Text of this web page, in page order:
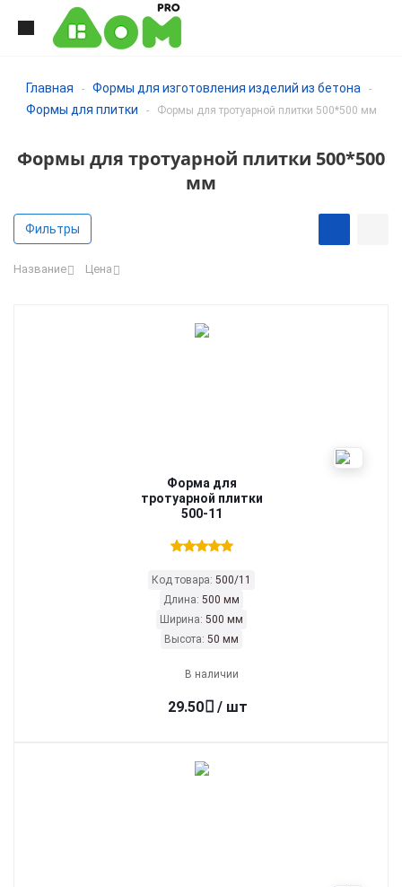
Главная - Формы для изготовления изделий из бетона -
Формы для плитки - Формы для тротуарной плитки 500*500 мм
Формы для тротуарной плитки 500*500
мм
Фильтры
Название Цена
Форма для
тротуарной плитки
500-11
Код товара: 500/11
Длина: 500 мм
Ширина: 500 мм
Высота: 50 мм
В наличии
29.50 / шт